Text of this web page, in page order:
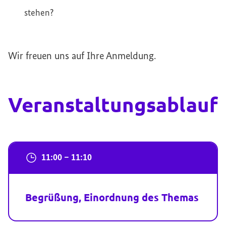
stehen?
Wir freuen uns auf Ihre Anmeldung.
Veranstaltungsablauf
11:00 – 11:10
Begrüßung, Einordnung des Themas